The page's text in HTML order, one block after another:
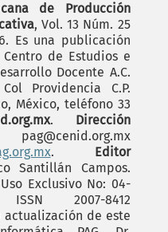
de Producción
, Vol. 13 Núm. 25
Es una publicación
de Estudios e
Docente A.C.
Providencia C.P.
México, teléfono 33
. Dirección
pag@cenid.org.mx
.
Editor
Santillán Campos.
Exclusivo No: 04-
ISSN 2007-8412
de este